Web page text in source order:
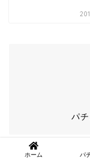
パ
ホーム パ